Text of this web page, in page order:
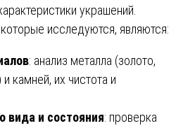
украшений.
исследуются, являются:
: анализ металла (золото,
камней, их чистота и
вида и состояния: проверка